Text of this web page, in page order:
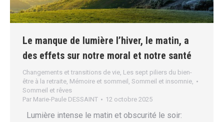
Le manque de lumière l’hiver, le matin, a
des effets sur notre moral et notre santé
Changements et transitions de vie Les sept piliers du bien-
être à la retraite Mémoire et sommeil Sommeil et insomnie
Sommeil et rêves
Par Marie-Paule DESSAINT 12 octobre 2025
Lumière intense le matin et obscurité le soir: